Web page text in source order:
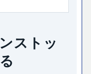
ストッ